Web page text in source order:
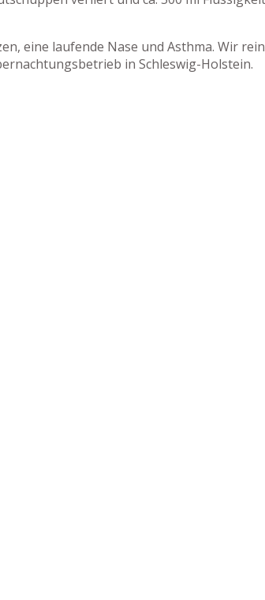
eine laufende Nase und Asthma. Wir
in Schleswig-Holstein.